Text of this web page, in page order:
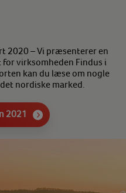
2020 – Vi præsenterer en
virksomheden Findus i
kan du læse om nogle
nordiske marked.
2021